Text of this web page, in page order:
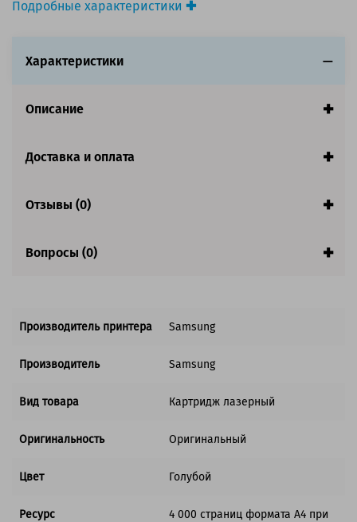
Подробные характеристики
Вид товара:Картридж лазерный
Ресурс:4 000 страниц формата А4 при 5%
Страна:Китай
Характеристики
Описание
Доставка и оплата
Отзывы (0)
Вопросы (0)
Производитель принтера Samsung
Производитель Samsung
Вид товара Картридж лазерный
Оригинальность Оригинальный
Цвет Голубой
Ресурс
4 000 страниц формата А4 при